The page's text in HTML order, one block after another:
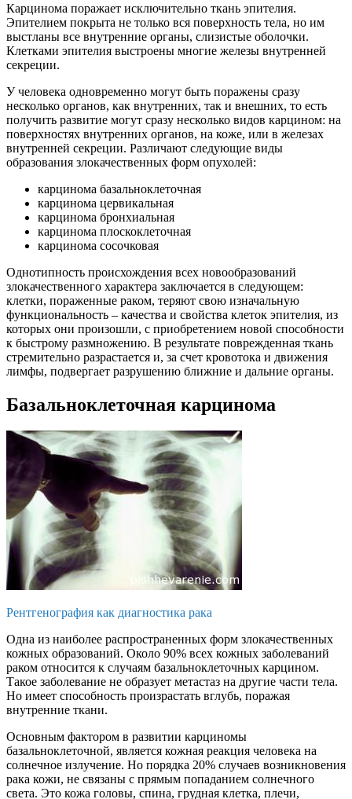
Карцинома поражает исключительно ткань эпителия.
Эпителием покрыта не только вся поверхность тела, но им
выстланы все внутренние органы, слизистые оболочки.
Клетками эпителия выстроены многие железы внутренней
секреции.
У человека одновременно могут быть поражены сразу
несколько органов, как внутренних, так и внешних, то есть
получить развитие могут сразу несколько видов карцином: на
поверхностях внутренних органов, на коже, или в железах
внутренней секреции. Различают следующие виды
образования злокачественных форм опухолей:
карцинома базальноклеточная
карцинома цервикальная
карцинома бронхиальная
карцинома плоскоклеточная
карцинома сосочковая
Однотипность происхождения всех новообразований
злокачественного характера заключается в следующем:
клетки, пораженные раком, теряют свою изначальную
функциональность – качества и свойства клеток эпителия, из
которых они произошли, с приобретением новой способности
к быстрому размножению. В результате поврежденная ткань
стремительно разрастается и, за счет кровотока и движения
лимфы, подвергает разрушению ближние и дальние органы.
Базальноклеточная карцинома
Рентгенография как диагностика рака
Одна из наиболее распространенных форм злокачественных
кожных образований. Около 90% всех кожных заболеваний
раком относится к случаям базальноклеточных карцином.
Такое заболевание не образует метастаз на другие части тела.
Но имеет способность произрастать вглубь, поражая
внутренние ткани.
Основным фактором в развитии карциномы
базальноклеточной, является кожная реакция человека на
солнечное излучение. Но порядка 20% случаев возникновения
рака кожи, не связаны с прямым попаданием солнечного
света. Это кожа головы, спина, грудная клетка, плечи,